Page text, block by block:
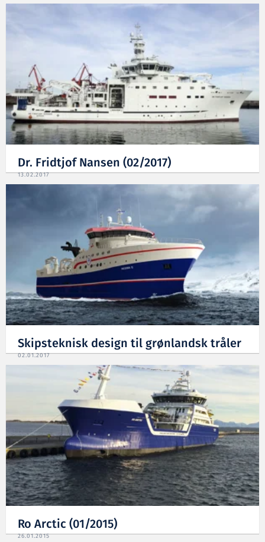
Dr. Fridtjof Nansen (02/2017)
13.02.2017
Skipsteknisk design til grønlandsk tråler
02.01.2017
Ro Arctic (01/2015)
26.01.2015